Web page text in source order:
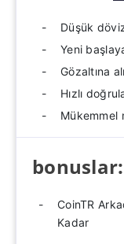
Düşük
Yeni
Gözaltına
Hızlı
Mükemmel
bonuslar:
CoinTR
Kadar